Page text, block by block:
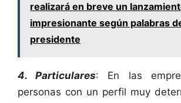
realizará en breve un
impresionante según palabras
presidente
4. Particulares: En las
personas con un perfil muy